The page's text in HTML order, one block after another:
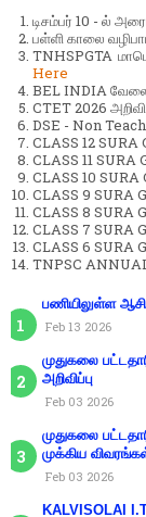
டிசம்பர் 10 - ல்
பள்ளி காலை
TNHSPGTA
Here
BEL INDIA
CTET 2026
DSE - Non
CLASS 12
CLASS 11 SURA
CLASS 10
CLASS 9 SURA
CLASS 8 SURA
CLASS 7 SURA
CLASS 6 SURA
TNPSC
பணியிலுள்ள
Feb 13 2026
முதுகலை
அறிவிப்பு
Feb 03 2026
முதுகலை
முக்கிய
Feb 03 2026
KALVISOLAI